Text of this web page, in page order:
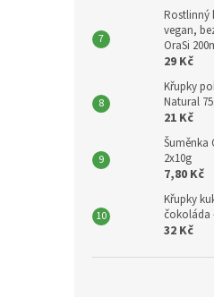
Rostlinný
vegan,
OraSi
29 Kč
Křupky
Natural
21 Kč
Šuměnka
2x10g
7,80 Kč
Křupky
čokoláda
32 Kč